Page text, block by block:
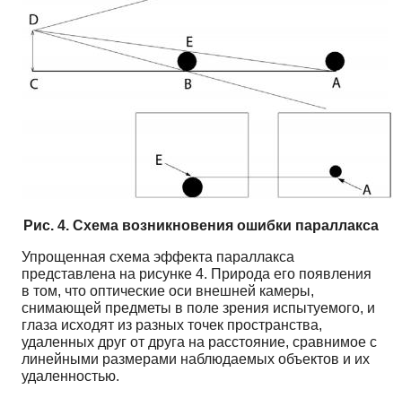
Рис. 4. Схема возникновения ошибки параллакса
Упрощенная схема эффекта параллакса
представлена на рисунке 4. Природа его появления
в том, что оптические оси внешней камеры,
снимающей предметы в поле зрения испытуемого, и
глаза исходят из разных точек пространства,
удаленных друг от друга на расстояние, сравнимое с
линейными размерами наблюдаемых объектов и их
удаленностью.